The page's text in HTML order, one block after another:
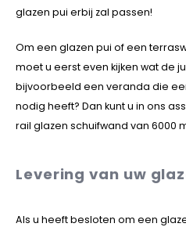
glazen pui erbij zal passen!
Om een glazen pui of een
moet u eerst even kijken wat de
bijvoorbeeld een veranda die
nodig heeft? Dan kunt u in ons
rail glazen schuifwand van 6000
Levering van uw
Als u heeft besloten om een